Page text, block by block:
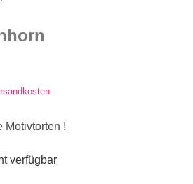
Motivtorten !
verfügbar